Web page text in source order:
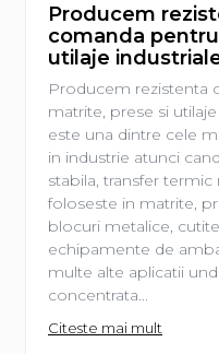
Producem
comanda
utilaje
Producem rezistenta
matrite, prese si
este una dintre cele
in industrie atunci
stabila, transfer
foloseste in matrite,
blocuri metalice,
echipamente de
multe alte aplicatii
concentrata...
Citeste mai mult